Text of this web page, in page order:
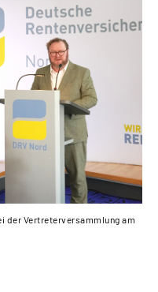
der Vertreterversammlung am